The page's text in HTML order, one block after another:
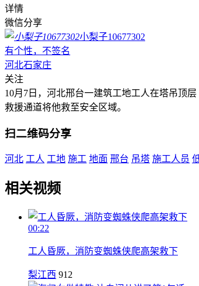
详情
微信分享
小梨子10677302
有个性，不签名
河北石家庄
关注
10月7日，河北邢台一建筑工地工人在塔吊顶
救援通道将他救至安全区域。
扫二维码分享
河北 工人 工地 施工 地面 邢台 吊塔 施工人员
相关视频
00:22
工人昏厥，消防变蜘蛛侠爬高架救下
梨江西 912